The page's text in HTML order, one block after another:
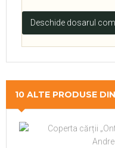
Deschide dosarul
10 ALTE PRODUSE